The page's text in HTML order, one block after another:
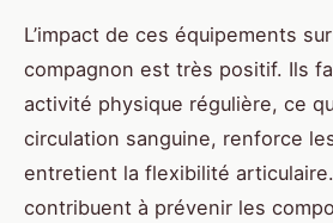
L’impact de ces équipements
compagnon est très positif. Ils
activité physique régulière, ce
circulation sanguine, renforce
entretient la flexibilité
contribuent à prévenir les